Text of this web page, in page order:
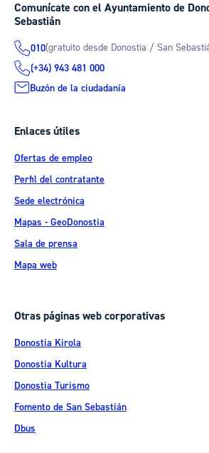
Comunícate con el Ayuntamiento de
Sebastián
010(gratuito desde Donostia / San
(+34) 943 481 000
Buzón de la ciudadanía
Enlaces útiles
Ofertas de empleo
Perfil del contratante
Sede electrónica
Mapas - GeoDonostia
Sala de prensa
Mapa web
Otras páginas web corporativas
Donostia Kirola
Donostia Kultura
Donostia Turismo
Fomento de San Sebastián
Dbus